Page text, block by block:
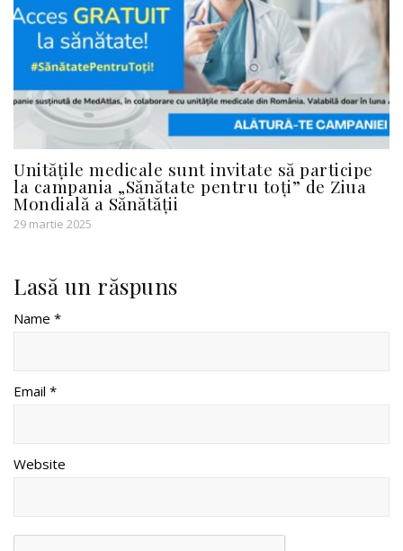
Unitățile medicale sunt invitate să participe
la campania „Sănătate pentru toți” de Ziua
Mondială a Sănătății
29 martie 2025
Lasă un răspuns
Name *
Email *
Website